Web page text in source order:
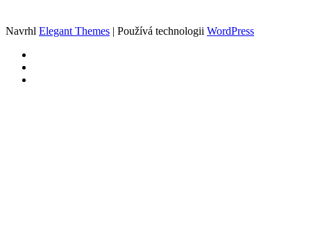
Navrhl Elegant Themes | Používá technologii WordPress